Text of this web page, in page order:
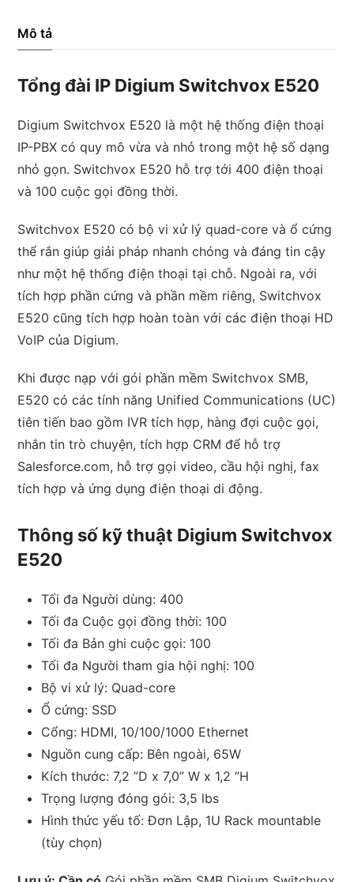
Switchvox
E520
lượng
Mô tả
Tổng đài IP Digium Switchvox E520
Digium Switchvox E520 là một hệ thống điện thoại
IP-PBX có quy mô vừa và nhỏ trong một hệ số dạng
nhỏ gọn. Switchvox E520 hỗ trợ tới 400 điện thoại
và 100 cuộc gọi đồng thời.
Switchvox E520 có bộ vi xử lý quad-core và ổ cứng
thể rắn giúp giải pháp nhanh chóng và đáng tin cậy
như một hệ thống điện thoại tại chỗ. Ngoài ra, với
tích hợp phần cứng và phần mềm riêng, Switchvox
E520 cũng tích hợp hoàn toàn với các điện thoại HD
VoIP của Digium.
Khi được nạp với gói phần mềm Switchvox SMB,
E520 có các tính năng Unified Communications (UC)
tiên tiến bao gồm IVR tích hợp, hàng đợi cuộc gọi,
nhắn tin trò chuyện, tích hợp CRM để hỗ trợ
Salesforce.com, hỗ trợ gọi video, cầu hội nghị, fax
tích hợp và ứng dụng điện thoại di động.
Thông số kỹ thuật Digium Switchvox
E520
Tối đa Người dùng: 400
Tối đa Cuộc gọi đồng thời: 100
Tối đa Bản ghi cuộc gọi: 100
Tối đa Người tham gia hội nghị: 100
Bộ vi xử lý: Quad-core
Ổ cứng: SSD
Cổng: HDMI, 10/100/1000 Ethernet
Nguồn cung cấp: Bên ngoài, 65W
Kích thước: 7,2 ”D x 7,0” W x 1,2 ”H
Trọng lượng đóng gói: 3,5 lbs
Hình thức yếu tố: Đơn Lập, 1U Rack mountable
(tùy chọn)